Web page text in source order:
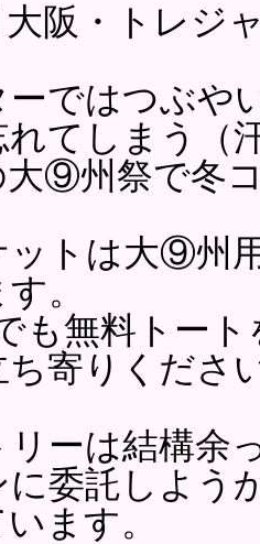
阪・トレジ
ーではつぶ
れてしまう（
大⑨州祭で冬
ットは大⑨州
。
も無料トー
寄りくださ
リーは結構
に委託しよう
ます。